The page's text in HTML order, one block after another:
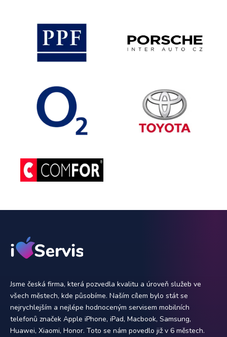
Jsme česká firma, která pozvedla kvalitu a úroveň služeb ve
všech městech, kde působíme. Naším cílem bylo stát se
nejrychlejším a nejlépe hodnoceným servisem mobilních
telefonů značek Apple iPhone, iPad, Macbook, Samsung,
Huawei, Xiaomi, Honor. Toto se nám povedlo již v 6 městech.